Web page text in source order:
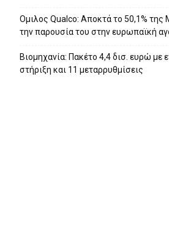
Ομιλος Qualco: Αποκτά το 50,1% της
την παρουσία του στην ευρωπαϊκή
Βιομηχανία: Πακέτο 4,4 δισ. ευρώ με
στήριξη και 11 μεταρρυθμίσεις